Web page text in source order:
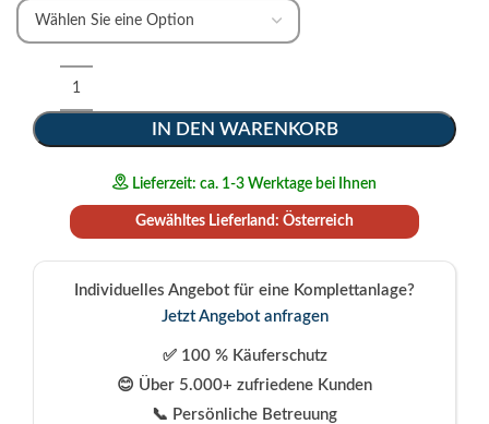
IN DEN WARENKORB
Lieferzeit: ca. 1-3 Werktage bei Ihnen
Gewähltes Lieferland: Österreich
Individuelles Angebot für eine Komplettanlage?
Jetzt Angebot anfragen
✅ 100 % Käuferschutz
😊 Über 5.000+ zufriedene Kunden
📞 Persönliche Betreuung